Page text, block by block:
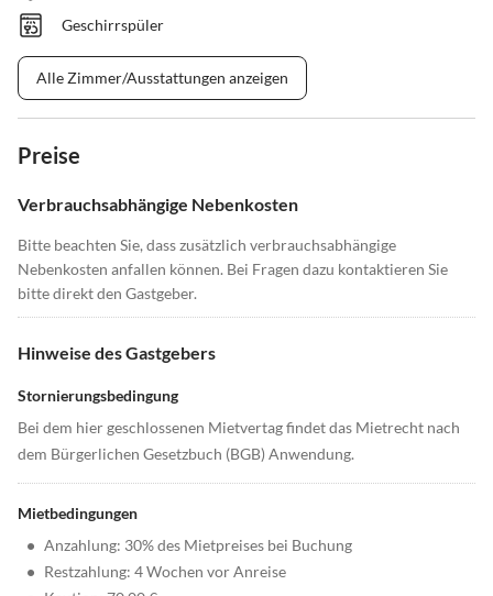
Geschirrspüler
Alle Zimmer/Ausstattungen anzeigen
Preise
Verbrauchsabhängige Nebenkosten
Bitte beachten Sie, dass zusätzlich verbrauchsabhängige
Nebenkosten anfallen können. Bei Fragen dazu kontaktieren Sie
bitte direkt den Gastgeber.
Hinweise des Gastgebers
Stornierungsbedingung
Bei dem hier geschlossenen Mietvertag findet das Mietrecht nach
dem Bürgerlichen Gesetzbuch (BGB) Anwendung.
Mietbedingungen
• Anzahlung: 30% des Mietpreises bei Buchung
• Restzahlung: 4 Wochen vor Anreise